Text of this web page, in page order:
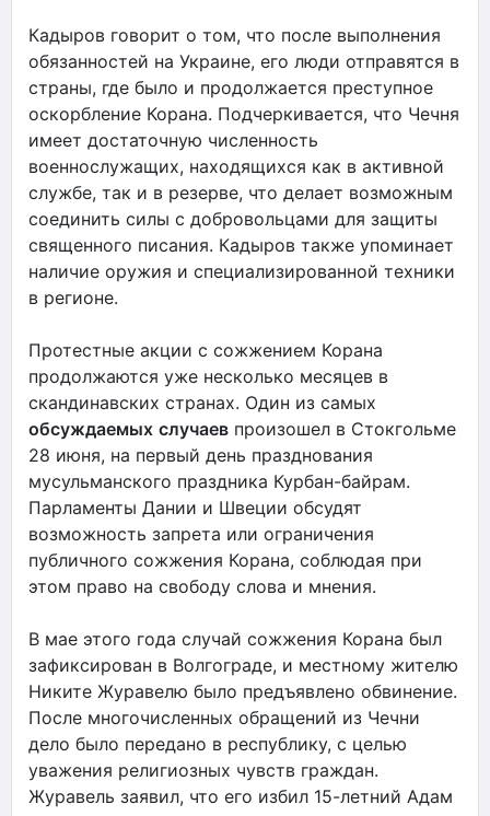
Кадыров говорит о том, что после выполнения
обязанностей на Украине, его люди отправятся в
страны, где было и продолжается преступное
оскорбление Корана. Подчеркивается, что Чечня
имеет достаточную численность
военнослужащих, находящихся как в активной
службе, так и в резерве, что делает возможным
соединить силы с добровольцами для защиты
священного писания. Кадыров также упоминает
наличие оружия и специализированной техники
в регионе.
Протестные акции с сожжением Корана
продолжаются уже несколько месяцев в
скандинавских странах. Один из самых
обсуждаемых случаев произошел в Стокгольме
28 июня, на первый день празднования
мусульманского праздника Курбан-байрам.
Парламенты Дании и Швеции обсудят
возможность запрета или ограничения
публичного сожжения Корана, соблюдая при
этом право на свободу слова и мнения.
В мае этого года случай сожжения Корана был
зафиксирован в Волгограде, и местному жителю
Никите Журавелю было предъявлено обвинение.
После многочисленных обращений из Чечни
дело было передано в республику, с целью
уважения религиозных чувств граждан.
Журавель заявил, что его избил 15-летний Адам